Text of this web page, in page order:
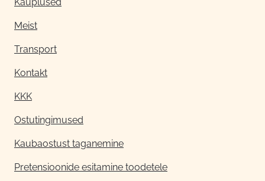
Kauplused
Meist
Transport
Kontakt
KKK
Ostutingimused
Kaubaostust taganemine
Pretensioonide esitamine toodetele